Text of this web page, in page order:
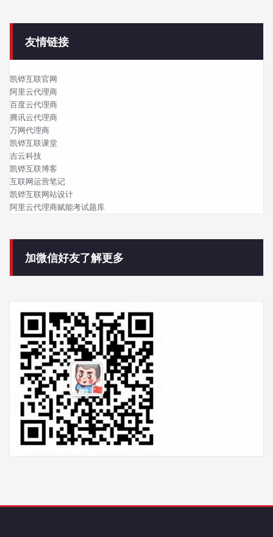
友情链接
凯铧互联官网
阿里云代理商
百度云代理商
腾讯云代理商
万网代理商
凯铧互联课堂
吉云科技
凯铧互联博客
互联网运营笔记
凯铧互联网站设计
阿里云代理商赋能考试题库
加微信好友了解更多